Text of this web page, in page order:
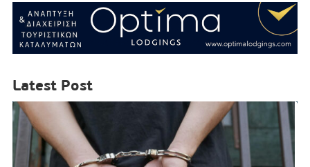
Latest Post